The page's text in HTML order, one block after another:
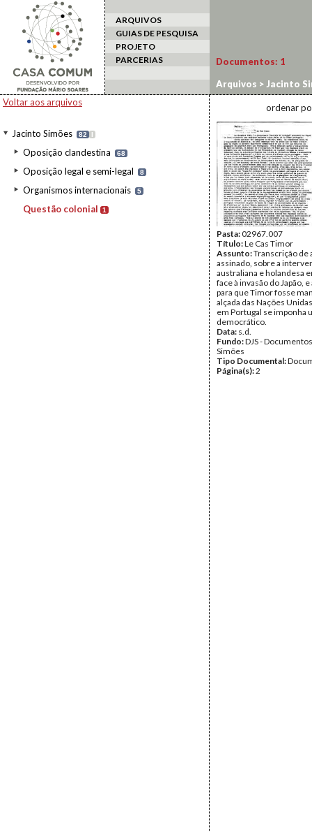
ARQUIVOS
GUIAS DE PESQUISA
PROJETO
PARCERIAS
Voltar aos arquivos
Jacinto Simões 82 I
Oposição clandestina 68
Oposição legal e semi-legal 8
Organismos internacionais 5
Questão colonial 1
Documentos: 1
Arquivos > Jacinto
ordenar
Pasta:02967.007
Título:Le Cas Timor
Assunto:Transcrição de
assinado, sobre a
australiana e holandesa
face à invasão do Japão,
para que Timor fosse
alçada das Nações
em Portugal se imponha
democrático.
Data: s.d.
Fundo:DJS -
Simões
Tipo Documental:
Página(s):2